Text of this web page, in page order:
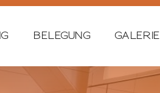
BELEGUNG GALERIE